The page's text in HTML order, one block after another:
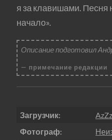
я за клавишами. Песня
начало».
Описание подготовил
примечание редакции
Загрузчик:
Фотограф: